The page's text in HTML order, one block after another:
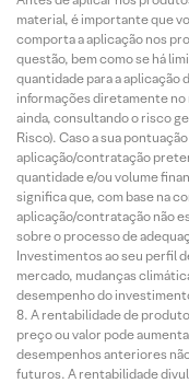
material, é importante que
comporta a aplicação nos
questão, bem como se há
quantidade para a aplicação
informações diretamente no
ainda, consultando o risco
Risco). Caso a sua
aplicação/contratação
quantidade e/ou volume
significa que, com base na
aplicação/contratação não
sobre o processo de
Investimentos ao seu perfil
mercado, mudanças
desempenho do
A rentabilidade de
preço ou valor pode
desempenhos anteriores
futuros. A rentabilidade